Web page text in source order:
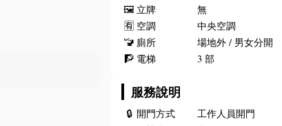
🖼️ 立牌
無
🈶 空調
中央空調
🚾 廁所
場地外 / 男女分開
🧗 電梯 3 部
服務說明
🔒 開門方式
工作人員開門